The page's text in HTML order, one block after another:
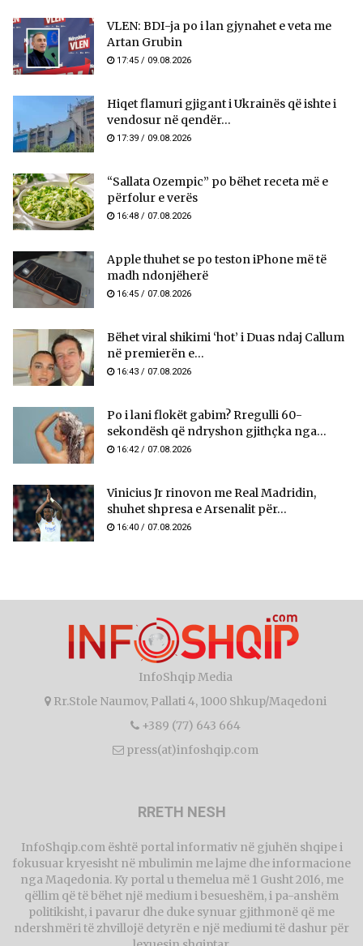
VLEN: BDI-ja po i lan gjynahet e veta me
Artan Grubin
17:45 / 09.08.2026
Hiqet flamuri gjigant i Ukrainës që ishte i
vendosur në qendër...
17:39 / 09.08.2026
“Sallata Ozempic” po bëhet receta më e
përfolur e verës
16:48 / 07.08.2026
Apple thuhet se po teston iPhone më të
madh ndonjëherë
16:45 / 07.08.2026
Bëhet viral shikimi ‘hot’ i Duas ndaj Callum
në premierën e...
16:43 / 07.08.2026
Po i lani flokët gabim? Rregulli 60-
sekondësh që ndryshon gjithçka nga...
16:42 / 07.08.2026
Vinicius Jr rinovon me Real Madridin,
shuhet shpresa e Arsenalit për...
16:40 / 07.08.2026
InfoShqip Media
Rr.Stole Naumov, Pallati 4, 1000 Shkup/Maqedoni
+389 (77) 643 664
press(at)infoshqip.com
RRETH NESH
InfoShqip.com është portal informativ në gjuhën shqipe i
fokusuar kryesisht në mbulimin me lajme dhe informacione
nga Maqedonia. Ky portal u themelua më 1 Gusht 2016, me
qëllim që të bëhet një medium i besueshëm, i pa-anshëm
politikisht, i pavarur dhe duke synuar gjithmonë që me
ndershmëri të zhvillojë detyrën e një mediumi të dashur për